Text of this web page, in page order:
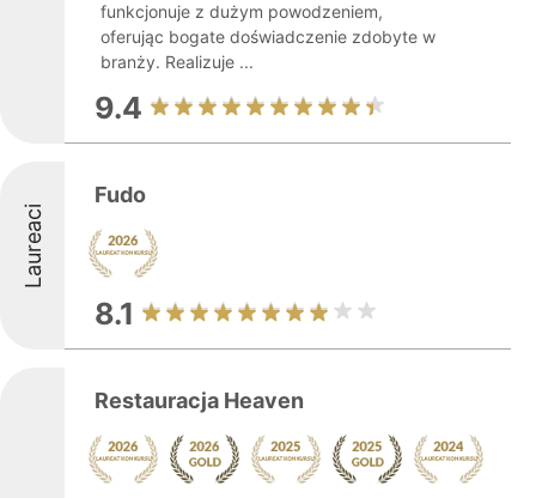
funkcjonuje z dużym powodzeniem,
oferując bogate doświadczenie zdobyte w
branży. Realizuje ...
9.4
Laureaci
Fudo
8.1
Restauracja Heaven